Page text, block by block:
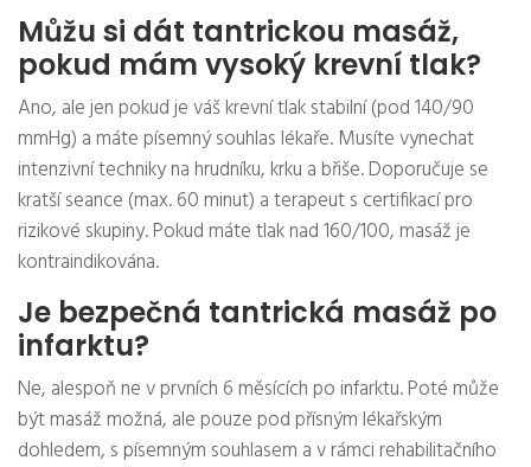
Můžu si dát tantrickou masáž,
pokud mám vysoký krevní tlak?
Ano, ale jen pokud je váš krevní tlak stabilní (pod 140/90
mmHg) a máte písemný souhlas lékaře. Musíte vynechat
intenzivní techniky na hrudníku, krku a břiše. Doporučuje se
kratší seance (max. 60 minut) a terapeut s certifikací pro
rizikové skupiny. Pokud máte tlak nad 160/100, masáž je
kontraindikována.
Je bezpečná tantrická masáž po
infarktu?
Ne, alespoň ne v prvních 6 měsících po infarktu. Poté může
být masáž možná, ale pouze pod přísným lékařským
dohledem, s písemným souhlasem a v rámci rehabilitačního